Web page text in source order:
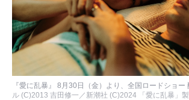
『愛に乱暴』 8月30日（金）より、全国ロードショー
ル (C)2013 吉田修一／新潮社 (C)2024 「愛に乱暴」